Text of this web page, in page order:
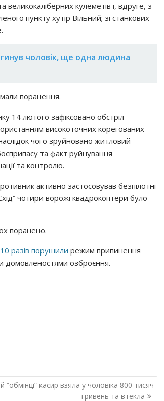
великокаліберних кулеметів і, вдруге, з
пункту хутір Вільний; зі станкових
чоловік, ще одна людина
поранення.
14 лютого зафіксовано обстріл
високоточних корегованих
чого зруйновано житловий
та факт руйнування
та контролю.
активно застосовував безпілотні
чотири ворожі квадрокоптери було
поранено.
10 разів порушили режим припинення
домовленостями озброєння.
“обмінці” касир взяла у чоловіка 800 тисяч
гривень та втекла